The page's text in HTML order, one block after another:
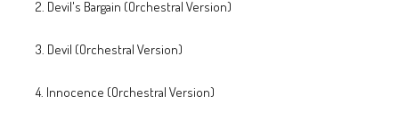
2. Devil's Bargain (Orchestral Version)
3. Devil (Orchestral Version)
4. Innocence (Orchestral Version)